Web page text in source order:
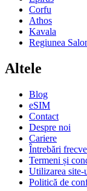
Corfu
Athos
Kavala
Regiunea
Altele
Blog
eSIM
Contact
Despre noi
Cariere
Întrebări
Termeni și
Utilizarea site-
Politică de